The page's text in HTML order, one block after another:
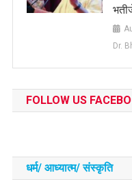
Dr.
FOLLOW US
धर्म/ आध्‍यात्‍म/ संस्‍कृति